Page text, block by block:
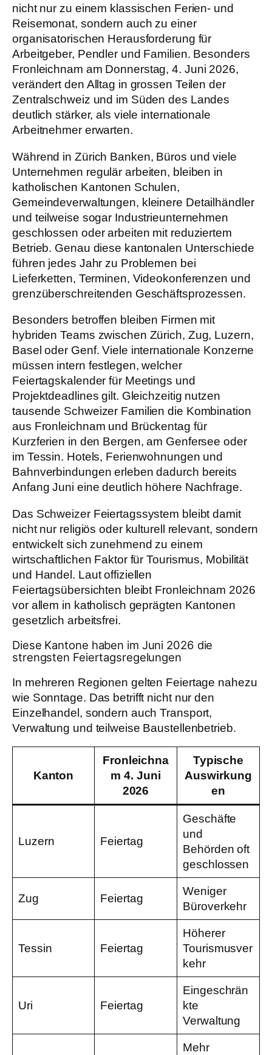
nicht nur zu einem klassischen Ferien- und
Reisemonat, sondern auch zu einer
organisatorischen Herausforderung für
Arbeitgeber, Pendler und Familien. Besonders
Fronleichnam am Donnerstag, 4. Juni 2026,
verändert den Alltag in grossen Teilen der
Zentralschweiz und im Süden des Landes
deutlich stärker, als viele internationale
Arbeitnehmer erwarten.
Während in Zürich Banken, Büros und viele
Unternehmen regulär arbeiten, bleiben in
katholischen Kantonen Schulen,
Gemeindeverwaltungen, kleinere Detailhändler
und teilweise sogar Industrieunternehmen
geschlossen oder arbeiten mit reduziertem
Betrieb. Genau diese kantonalen Unterschiede
führen jedes Jahr zu Problemen bei
Lieferketten, Terminen, Videokonferenzen und
grenzüberschreitenden Geschäftsprozessen.
Besonders betroffen bleiben Firmen mit
hybriden Teams zwischen Zürich, Zug, Luzern,
Basel oder Genf. Viele internationale Konzerne
müssen intern festlegen, welcher
Feiertagskalender für Meetings und
Projektdeadlines gilt. Gleichzeitig nutzen
tausende Schweizer Familien die Kombination
aus Fronleichnam und Brückentag für
Kurzferien in den Bergen, am Genfersee oder
im Tessin. Hotels, Ferienwohnungen und
Bahnverbindungen erleben dadurch bereits
Anfang Juni eine deutlich höhere Nachfrage.
Das Schweizer Feiertagssystem bleibt damit
nicht nur religiös oder kulturell relevant, sondern
entwickelt sich zunehmend zu einem
wirtschaftlichen Faktor für Tourismus, Mobilität
und Handel. Laut offiziellen
Feiertagsübersichten bleibt Fronleichnam 2026
vor allem in katholisch geprägten Kantonen
gesetzlich arbeitsfrei.
Diese Kantone haben im Juni 2026 die
strengsten Feiertagsregelungen
In mehreren Regionen gelten Feiertage nahezu
wie Sonntage. Das betrifft nicht nur den
Einzelhandel, sondern auch Transport,
Verwaltung und teilweise Baustellenbetrieb.
Kanton
Fronleichna
m 4. Juni
2026
Typische
Auswirkung
en
Luzern Feiertag
Geschäfte
und
Behörden oft
geschlossen
Zug Feiertag
Weniger
Büroverkehr
Tessin Feiertag
Höherer
Tourismusver
kehr
Uri Feiertag
Eingeschrän
kte
Verwaltung
Mehr